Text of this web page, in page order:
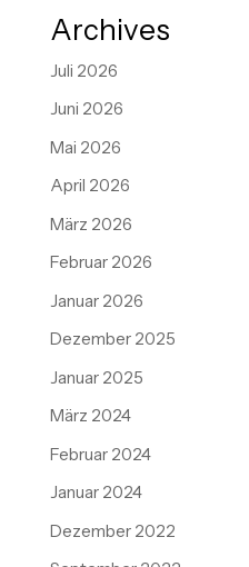
Archives
Juli 2026
Juni 2026
Mai 2026
April 2026
März 2026
Februar 2026
Januar 2026
Dezember 2025
Januar 2025
März 2024
Februar 2024
Januar 2024
Dezember 2022